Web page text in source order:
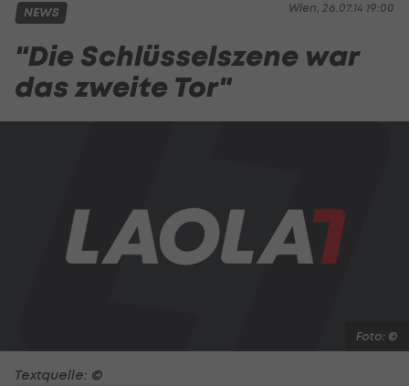
Wien, 26.07.14 19:00
NEWS
"Die Schlüsselszene war
das zweite Tor"
Foto: ©
Textquelle: ©